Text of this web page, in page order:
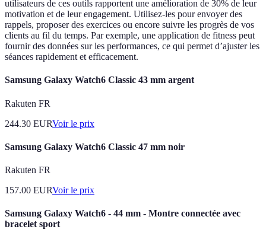
utilisateurs de ces outils rapportent une amélioration de 30% de leur
motivation et de leur engagement. Utilisez-les pour envoyer des
rappels, proposer des exercices ou encore suivre les progrès de vos
clients au fil du temps. Par exemple, une application de fitness peut
fournir des données sur les performances, ce qui permet d’ajuster les
séances rapidement et efficacement.
Samsung Galaxy Watch6 Classic 43 mm argent
Rakuten FR
244.30 EURVoir le prix
Samsung Galaxy Watch6 Classic 47 mm noir
Rakuten FR
157.00 EURVoir le prix
Samsung Galaxy Watch6 - 44 mm - Montre connectée avec
bracelet sport